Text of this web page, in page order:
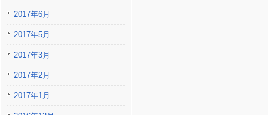
2017年6月
2017年5月
2017年3月
2017年2月
2017年1月